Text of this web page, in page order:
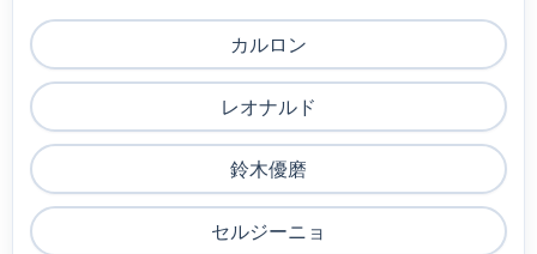
カルロン
レオナルド
鈴木優磨
セルジーニョ